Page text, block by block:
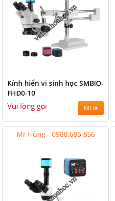
Kính hiển vi sinh học SMBIO-
FHD0-10
Vui lòng gọi MUA
Mr Hùng - 0988.685.856